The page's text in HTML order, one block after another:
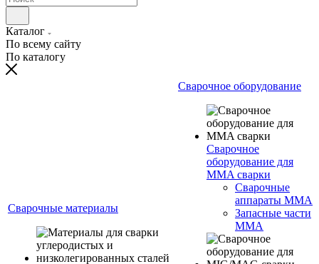
Каталог
По всему сайту
По каталогу
Сварочные материалы
Сварочное оборудование
Сварочное
оборудование для
MMA сварки
Сварочные
аппараты MMA
Запасные части
MMA